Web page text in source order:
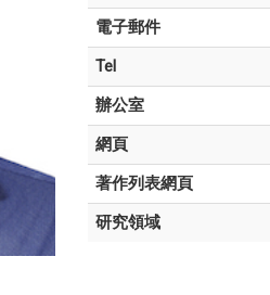
電子郵件
Tel
辦公室
網頁
著作列表網頁
研究領域